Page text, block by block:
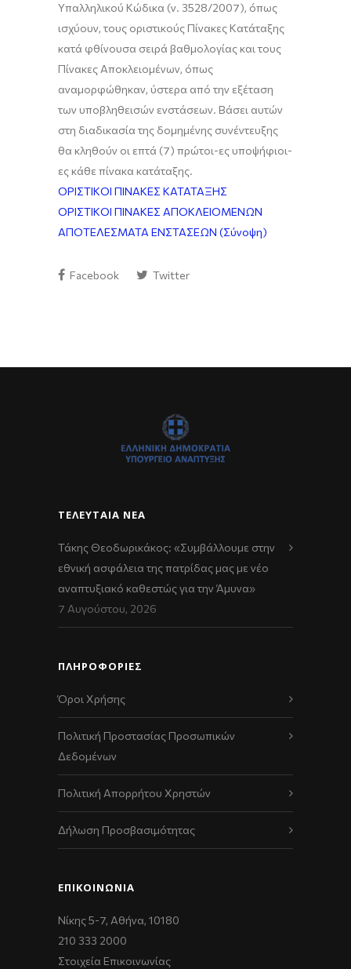
Υπαλληλικού Κώδικα (ν. 3528/2007), όπως
ισχύουν, τους οριστικούς Πίνακες Κατάταξης
κατά φθίνουσα σειρά βαθμολογίας και τους
Πίνακες Αποκλειομένων, όπως
αναμορφώθηκαν, ύστερα από την εξέταση
των υποβληθεισών ενστάσεων. Βάσει αυτών
στη διαδικασία της δομημένης συνέντευξης
θα κληθούν οι επτά (7) πρώτοι-ες υποψήφιοι-
ες κάθε πίνακα κατάταξης.
ΟΡΙΣΤΙΚΟΙ ΠΙΝΑΚΕΣ ΚΑΤΑΤΑΞΗΣ
ΟΡΙΣΤΙΚΟΙ ΠΙΝΑΚΕΣ ΑΠΟΚΛΕΙΟΜΕΝΩΝ
ΑΠΟΤΕΛΕΣΜΑΤΑ ΕΝΣΤΑΣΕΩΝ (Σύνοψη)
Facebook Twitter
ΤΕΛΕΥΤΑΊΑ ΝΈΑ
Τάκης Θεοδωρικάκος: «Συμβάλλουμε στην
εθνική ασφάλεια της πατρίδας μας με νέο
αναπτυξιακό καθεστώς για την Άμυνα»
7 Αυγούστου, 2026
ΠΛΗΡΟΦΟΡΙΕΣ
Όροι Χρήσης
Πολιτική Προστασίας Προσωπικών
Δεδομένων
Πολιτική Απορρήτου Χρηστών
Δήλωση Προσβασιμότητας
ΕΠΙΚΟΙΝΩΝΊΑ
Νίκης 5-7, Αθήνα, 10180
210 333 2000
Στοιχεία Επικοινωνίας